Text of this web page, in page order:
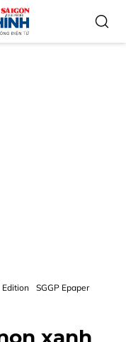
Edition SGGP Epaper
xanh